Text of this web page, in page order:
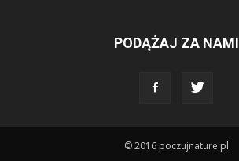
PODĄŻAJ ZA NAMI
© 2016 poczujnature.pl